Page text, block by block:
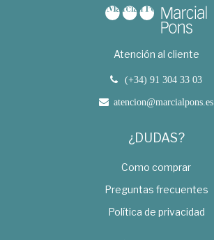
Atención al cliente
(+34) 91 304 33 03
atencion@marcialpons.es
¿DUDAS?
Como comprar
Preguntas frecuentes
Política de privacidad